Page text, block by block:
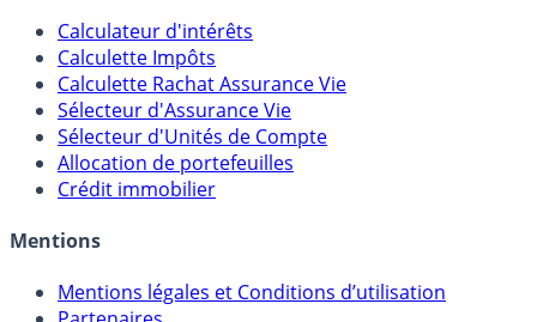
Outils
Calculateur d'intérêts
Calculette Impôts
Calculette Rachat Assurance Vie
Sélecteur d'Assurance Vie
Sélecteur d'Unités de Compte
Crédit immobilier
Mentions